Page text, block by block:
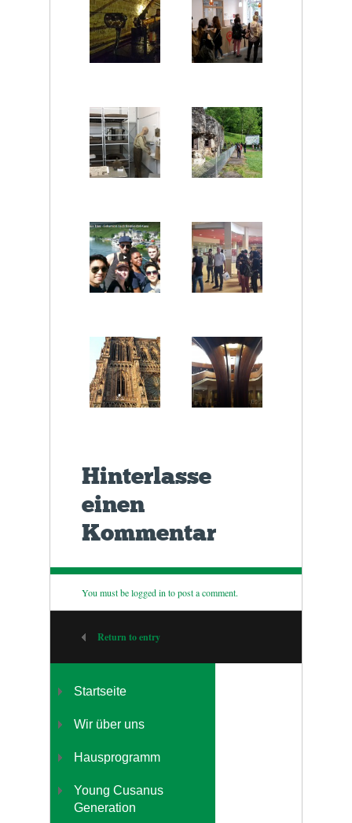
Hinterlasse
einen
Kommentar
You must belogged into post a comment.
Return to entry
Startseite
Wir über uns
Hausprogramm
Young Cusanus
Generation